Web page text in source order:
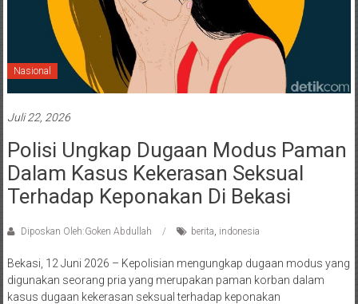
Nasional
Juli 22, 2026
Polisi Ungkap Dugaan Modus Paman
Dalam Kasus Kekerasan Seksual
Terhadap Keponakan Di Bekasi
Diposkan Oleh:Goken Abdullah berita indonesia
Bekasi, 12 Juni 2026 – Kepolisian mengungkap dugaan modus yang
digunakan seorang pria yang merupakan paman korban dalam
kasus dugaan kekerasan seksual terhadap keponakan